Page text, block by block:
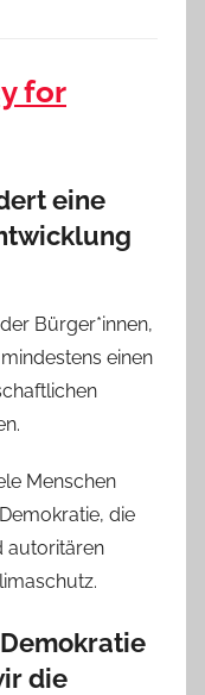
for
eine
Bürger*innen,
einen
Menschen
die
autoritären
die